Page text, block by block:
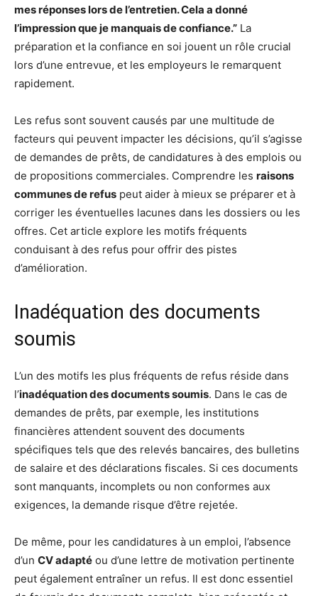
mes réponses lors de l’entretien. Cela a donné
l’impression que je manquais de confiance.” La
préparation et la confiance en soi jouent un rôle crucial
lors d’une entrevue, et les employeurs le remarquent
rapidement.
Les refus sont souvent causés par une multitude de
facteurs qui peuvent impacter les décisions, qu’il s’agisse
de demandes de prêts, de candidatures à des emplois ou
de propositions commerciales. Comprendre les raisons
communes de refus peut aider à mieux se préparer et à
corriger les éventuelles lacunes dans les dossiers ou les
offres. Cet article explore les motifs fréquents
conduisant à des refus pour offrir des pistes
d’amélioration.
Inadéquation des documents
soumis
L’un des motifs les plus fréquents de refus réside dans
l’inadéquation des documents soumis. Dans le cas de
demandes de prêts, par exemple, les institutions
financières attendent souvent des documents
spécifiques tels que des relevés bancaires, des bulletins
de salaire et des déclarations fiscales. Si ces documents
sont manquants, incomplets ou non conformes aux
exigences, la demande risque d’être rejetée.
De même, pour les candidatures à un emploi, l’absence
d’un CV adapté ou d’une lettre de motivation pertinente
peut également entraîner un refus. Il est donc essentiel